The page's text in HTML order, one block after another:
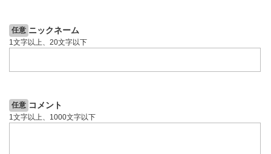
任意 ニックネーム
1文字以上、20文字以下
任意 コメント
1文字以上、1000文字以下